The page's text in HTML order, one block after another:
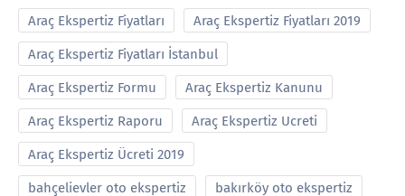
Araç Ekspertiz Fiyatları Araç Ekspertiz Fiyatları 2019
Araç Ekspertiz Fiyatları İstanbul
Araç Ekspertiz Formu Araç Ekspertiz Kanunu
Araç Ekspertiz Raporu Araç Ekspertiz Ucreti
Araç Ekspertiz Ücreti 2019
bahçelievler oto ekspertiz bakırköy oto ekspertiz